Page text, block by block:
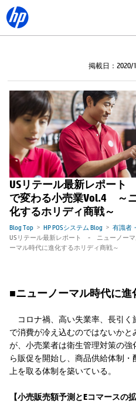
掲載日：2020/
USリテール最新レポー
で変わる小売業Vol.4 ～
化するホリディ商戦～
Blog Top HP POSシステム Blog
有識者
USリテール最新レポート - ニューノー
ーマル時代に進化するホリディ商戦～
■ニューノーマル時代に
コロナ禍、高い失業率、長引く
で消費が冷え込むのではないか
が、小売業者は衛生管理対策の
ら販促を開始し、商品供給体制
上を取る体制を築いている。
【小売販売額予測とEコマースの拡